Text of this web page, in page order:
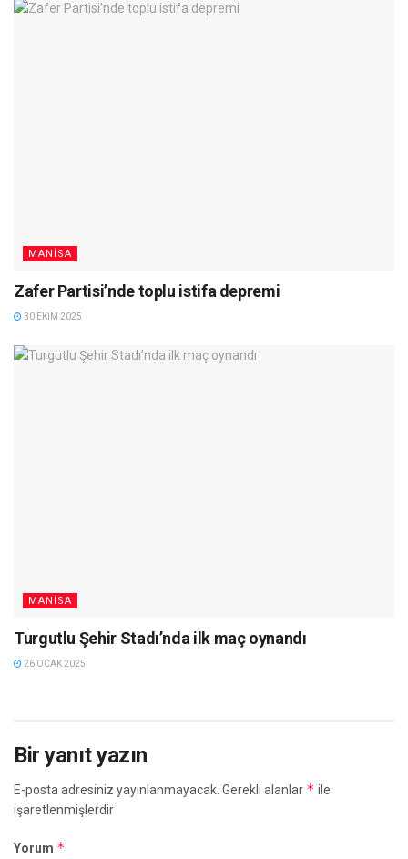
MANISA
Zafer Partisi’nde toplu istifa depremi
30 EKIM 2025
MANISA
Turgutlu Şehir Stadı’nda ilk maç oynandı
26 OCAK 2025
Bir yanıt yazın
E-posta adresiniz yayınlanmayacak. Gerekli alanlar * ile
işaretlenmişlerdir
Yorum *